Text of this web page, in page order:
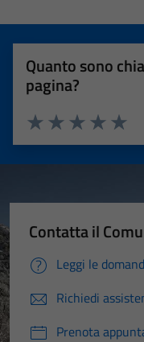
Quanto sono
pagina?
Valuta 4
Valuta 3
Valuta 2 stelle su
Valuta 1 stelle su 5
Contatta il
Leggi le
Richiedi
Prenota